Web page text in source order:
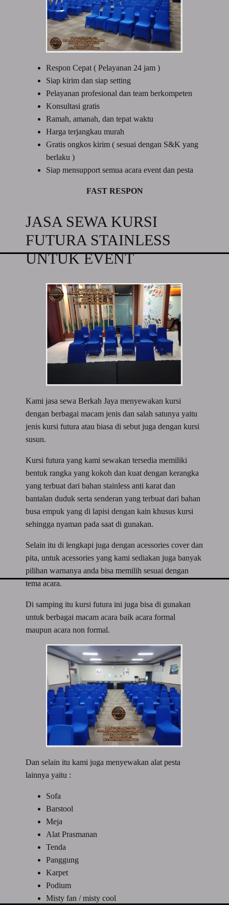
Respon Cepat ( Pelayanan 24 jam )
Siap kirim dan siap setting
Pelayanan profesional dan team berkompeten
Konsultasi gratis
Ramah, amanah, dan tepat waktu
Harga terjangkau murah
Gratis ongkos kirim ( sesuai dengan S&K yang
berlaku )
Siap mensupport semua acara event dan pesta
FAST RESPON
JASA SEWA KURSI
FUTURA STAINLESS
UNTUK EVENT
Kami jasa sewa Berkah Jaya menyewakan kursi
dengan berbagai macam jenis dan salah satunya yaitu
jenis kursi futura atau biasa di sebut juga dengan kursi
susun.
Kursi futura yang kami sewakan tersedia memiliki
bentuk rangka yang kokoh dan kuat dengan kerangka
yang terbuat dari bahan stainless anti karat dan
bantalan duduk serta senderan yang terbuat dari bahan
busa empuk yang di lapisi dengan kain khusus kursi
sehingga nyaman pada saat di gunakan.
Selain itu di lengkapi juga dengan acessories cover dan
pita, untuk acessories yang kami sediakan juga banyak
pilihan warnanya anda bisa memilih sesuai dengan
tema acara.
Di samping itu kursi futura ini juga bisa di gunakan
untuk berbagai macam acara baik acara formal
maupun acara non formal.
Dan selain itu kami juga menyewakan alat pesta
lainnya yaitu :
Sofa
Barstool
Meja
Alat Prasmanan
Tenda
Panggung
Karpet
Podium
Misty fan / misty cool